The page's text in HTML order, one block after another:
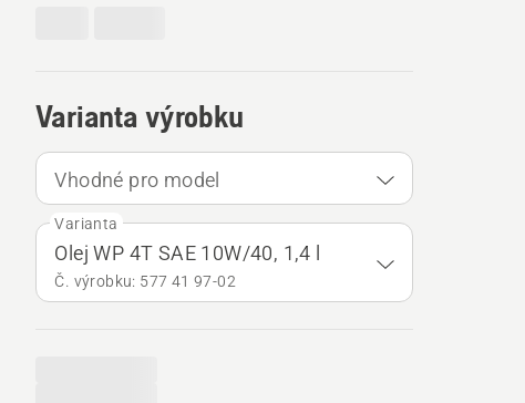
Varianta výrobku
Vhodné pro model
Varianta
Olej WP 4T SAE 10W/40, 1,4 l
Č. výrobku: 577 41 97‑02